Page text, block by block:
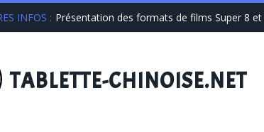
INFOS : Présentation des formats de films Super 8 et
TABLETTE-CHINOISE.NET